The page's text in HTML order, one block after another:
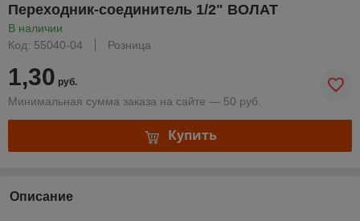
Переходник-соединитель 1/2" ВОЛАТ
В наличии
Код: 55040-04
Розница
1,30 руб.
Минимальная сумма заказа на сайте — 50 руб.
Купить
Описание